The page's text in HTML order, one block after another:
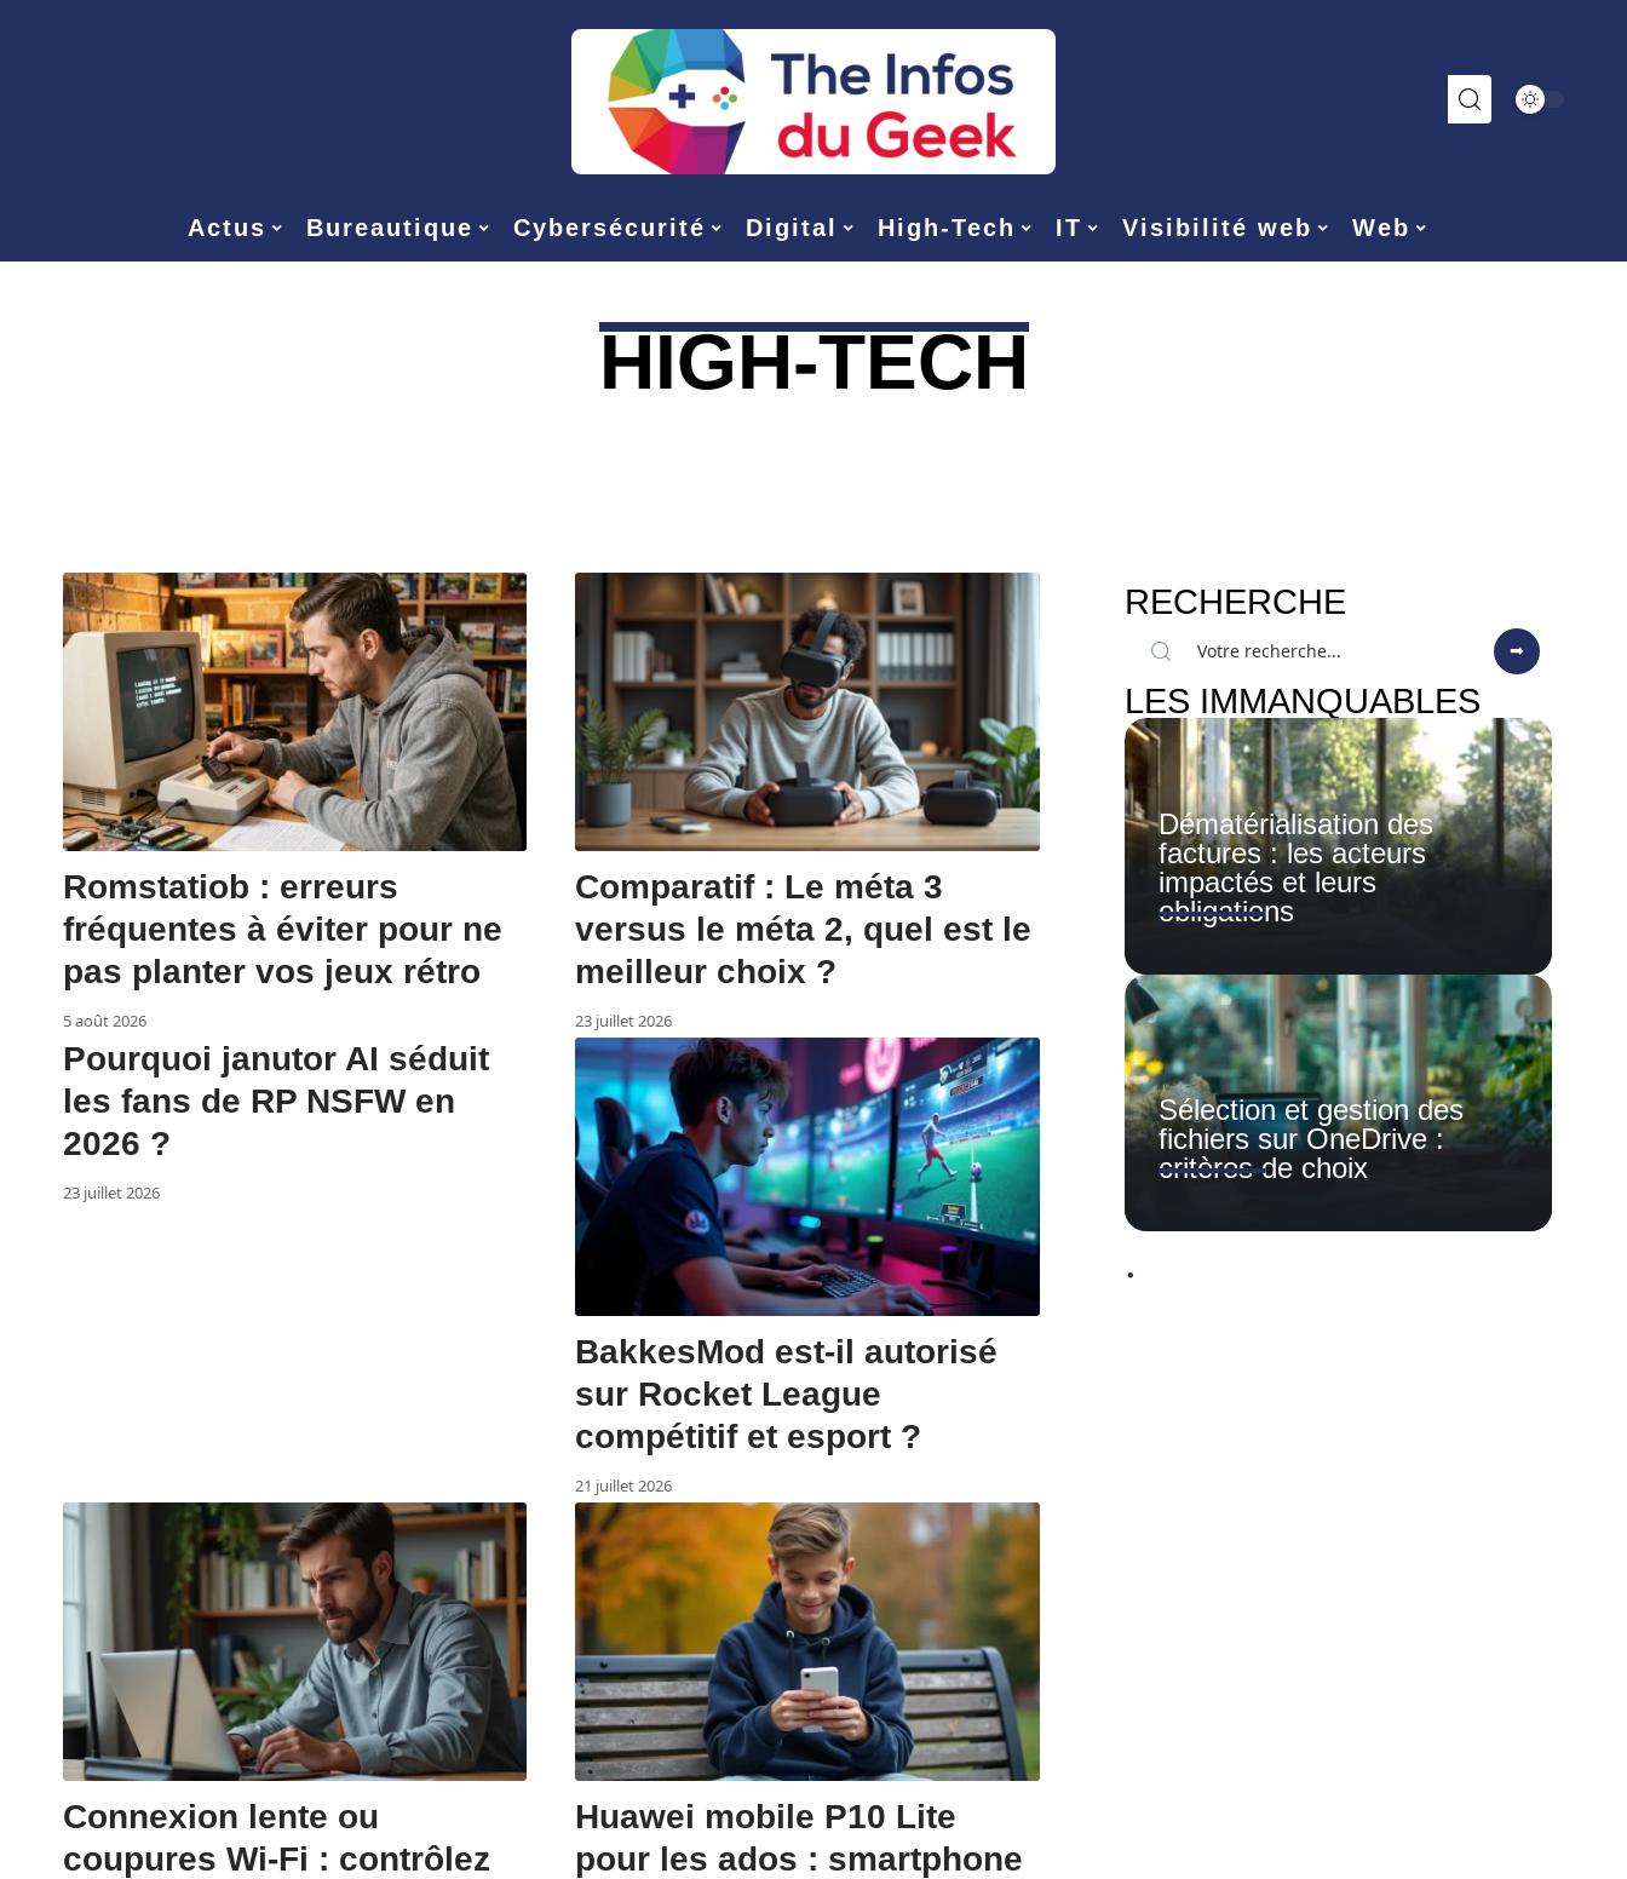
Actus Bureautique Cybersécurité Digital High-Tech IT Visibilité web Web
HIGH-TECH
Romstatiob : erreurs
fréquentes à éviter pour ne
pas planter vos jeux rétro
5 août 2026
Comparatif : Le méta 3
versus le méta 2, quel est le
meilleur choix ?
23 juillet 2026
Pourquoi janutor AI séduit
les fans de RP NSFW en
2026 ?
23 juillet 2026
BakkesMod est-il autorisé
sur Rocket League
compétitif et esport ?
21 juillet 2026
Connexion lente ou
coupures Wi-Fi : contrôlez
Huawei mobile P10 Lite
pour les ados : smartphone
RECHERCHE
LES IMMANQUABLES
Dématérialisation des
factures : les acteurs
impactés et leurs
obligations
Sélection et gestion des
fichiers sur OneDrive :
critères de choix